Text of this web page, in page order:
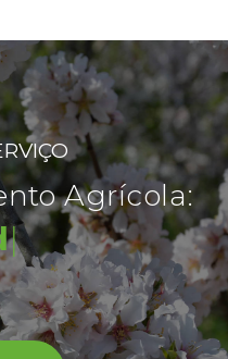
Agrícola:
|